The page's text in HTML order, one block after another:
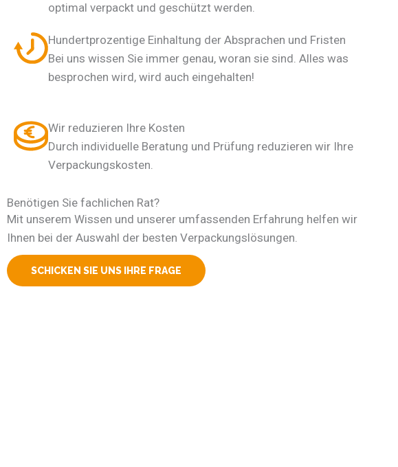
optimal verpackt und geschützt werden.
Hundertprozentige Einhaltung der Absprachen und Fristen
Bei uns wissen Sie immer genau, woran sie sind. Alles was
besprochen wird, wird auch eingehalten!
Wir reduzieren Ihre Kosten
Durch individuelle Beratung und Prüfung reduzieren wir Ihre
Verpackungskosten.
Benötigen Sie fachlichen Rat?
Mit unserem Wissen und unserer umfassenden Erfahrung helfen wir
Ihnen bei der Auswahl der besten Verpackungslösungen.
SCHICKEN SIE UNS IHRE FRAGE